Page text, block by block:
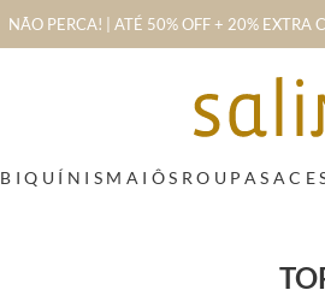
NÃO PERCA! | ATÉ 50% OFF + 20% EXTRA
BIQUÍNIS MAIÔS ROUPAS